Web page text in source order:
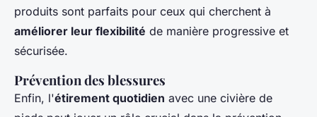
produits sont parfaits pour ceux qui cherchent à
améliorer leur flexibilité de manière progressive et
sécurisée.
Prévention des blessures
Enfin, l'étirement quotidien avec une civière de